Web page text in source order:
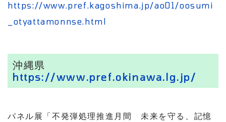
https://www.pref.kagoshima.jp/ao01/oosumi
_otyattamonnse.html
沖縄県
https://www.pref.okinawa.lg.jp/
パネル展「不発弾処理推進月間 未来を守る、記憶